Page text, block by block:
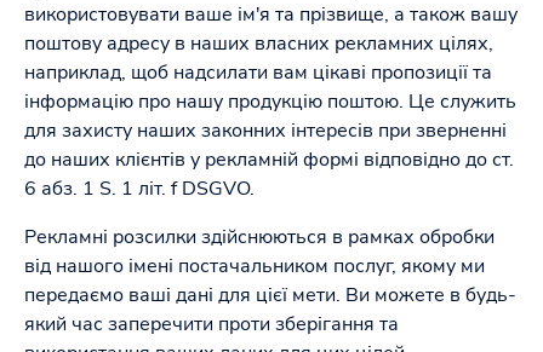
використовувати ваше ім'я та прізвище, а також вашу
поштову адресу в наших власних рекламних цілях,
наприклад, щоб надсилати вам цікаві пропозиції та
інформацію про нашу продукцію поштою. Це служить
для захисту наших законних інтересів при зверненні
до наших клієнтів у рекламній формі відповідно до ст.
6 абз. 1 S. 1 літ. f DSGVO.
Рекламні розсилки здійснюються в рамках обробки
від нашого імені постачальником послуг, якому ми
передаємо ваші дані для цієї мети. Ви можете в будь-
який час заперечити проти зберігання та